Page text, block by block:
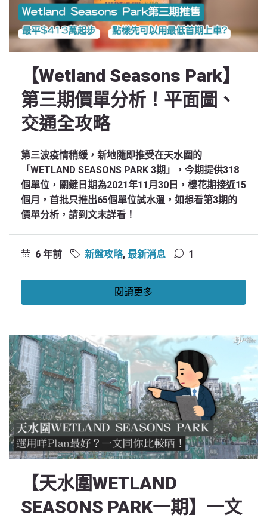
【Wetland Seasons Park】
第三期價單分析！平面圖、
交通全攻略
第三波疫情稍緩，新地隨即推受在天水圍的
「WETLAND SEASONS PARK 3期」，今期提供318
個單位，關鍵日期為2021年11月30日，樓花期接近15
個月，首批只推出65個單位試水溫，如想看第3期的
價單分析，請到文末詳看！
6 年前 新盤攻略, 最新消息 1
閱讀更多
【天水圍WETLAND
SEASONS PARK一期】一文